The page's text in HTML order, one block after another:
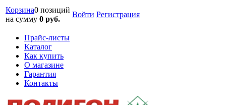
Корзина0 позиций
на сумму 0 руб.
Войти Регистрация
Прайс-листы
Каталог
Как купить
О магазине
Гарантия
Контакты